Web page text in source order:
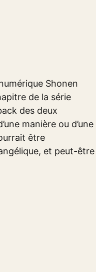
Shonen
de la série
des deux
manière ou d’une
être
et peut-être